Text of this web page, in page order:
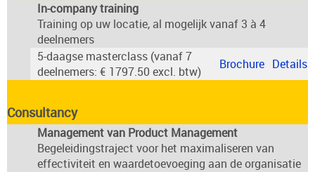
In-company training
Training op uw locatie, al mogelijk vanaf 3 à 4
deelnemers
5-daagse masterclass (vanaf 7
deelnemers: € 1797.50 excl. btw)
Brochure Details
Consultancy
Management van Product Management
Begeleidingstraject voor het maximaliseren van
effectiviteit en waardetoevoeging aan de organisatie